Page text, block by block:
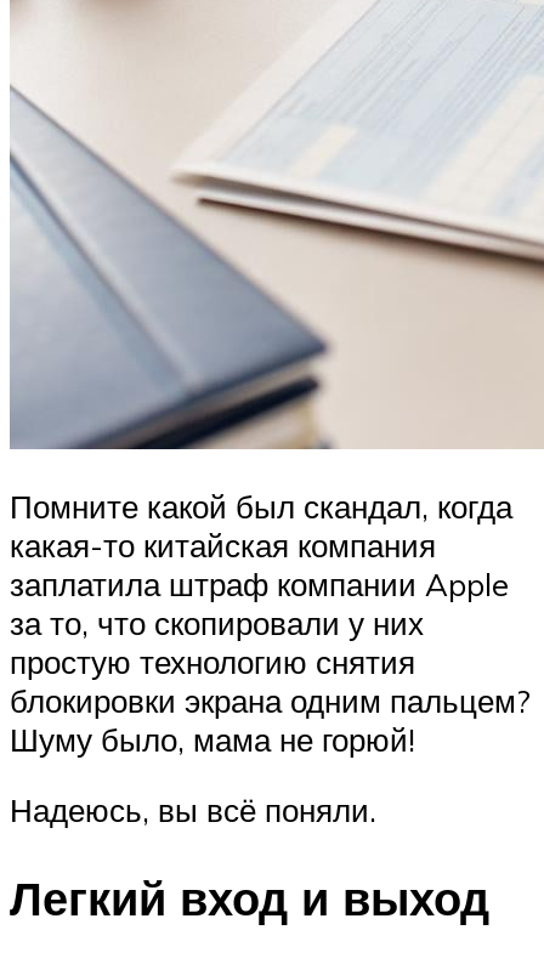
Помните какой был скандал, когда
какая-то китайская компания
заплатила штраф компании Apple
за то, что скопировали у них
простую технологию снятия
блокировки экрана одним пальцем?
Шуму было, мама не горюй!
Надеюсь, вы всё поняли.
Легкий вход и выход